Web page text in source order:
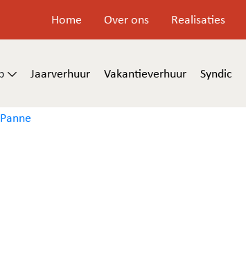
Home Over ons Realisaties
Jaarverhuur Vakantieverhuur Syndic